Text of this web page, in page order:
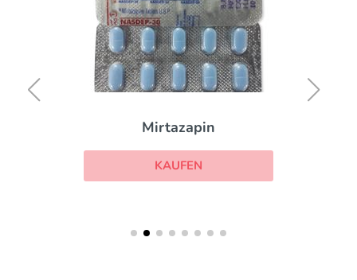
Mirtazapin
KAUFEN